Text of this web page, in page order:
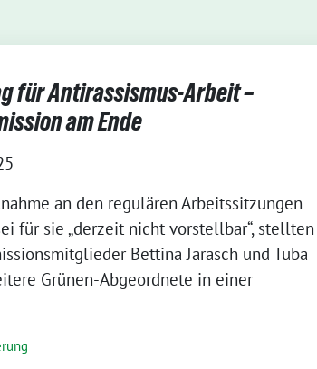
für Antirassismus-Arbeit –
am Ende
an den regulären Arbeitssitzungen
für sie „derzeit nicht vorstellbar“, stellten
Bettina Jarasch und Tuba
Grünen-Abgeordnete in einer